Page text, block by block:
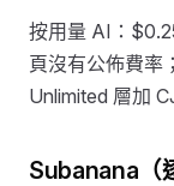
按用量 AI：
頁沒有公佈費率
Unlimited 層加
Subanana（